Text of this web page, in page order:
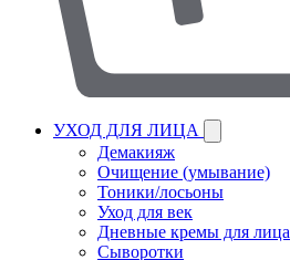
УХОД ДЛЯ ЛИЦА
Демакияж
Очищение (умывание)
Тоники/лосьоны
Уход для век
Дневные кремы для лица
Сыворотки